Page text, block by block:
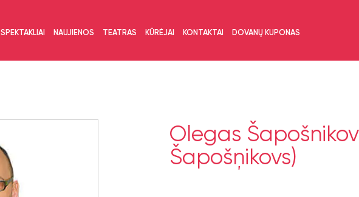
SPEKTAKLIAI NAUJIENOS TEATRAS KŪRĖJAI KONTAKTAI DOVANŲ KUPONAS
Olegas
Šapošņikovs)